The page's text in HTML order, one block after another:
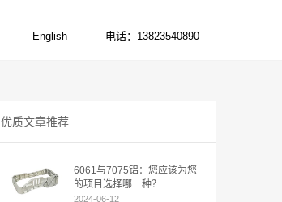
English 电话：13823540890
优质文章推荐
6061与7075铝：您应该为您
的项目选择哪一种？
2024-06-12